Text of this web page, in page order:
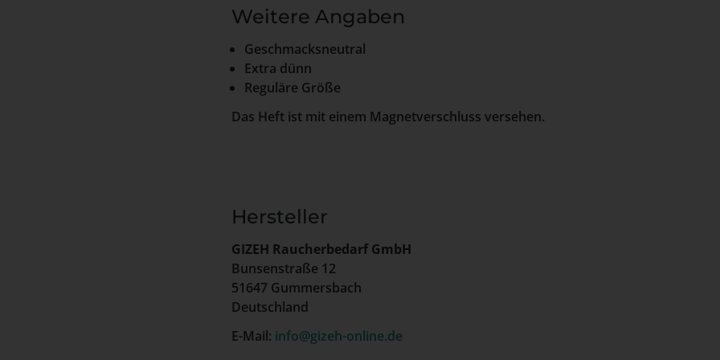
Weitere Angaben
Geschmacksneutral
Extra dünn
Reguläre Größe
Das Heft ist mit einem Magnetverschluss versehen.
Hersteller
GIZEH Raucherbedarf GmbH
Bunsenstraße 12
51647 Gummersbach
Deutschland
E-Mail: info@gizeh-online.de